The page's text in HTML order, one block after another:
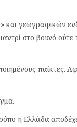
και γεωγραφικών
στο βουνό
παίκτες.
η Ελλάδα